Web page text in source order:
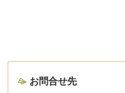
お問合せ先